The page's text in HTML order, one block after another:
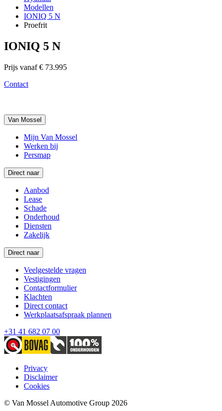
Modellen
IONIQ 5 N
Proefrit
IONIQ 5 N
Prijs vanaf € 73.995
Contact
Van Mossel
Mijn Van Mossel
Werken bij
Persmap
Direct naar
Aanbod
Lease
Schade
Onderhoud
Diensten
Zakelijk
Direct naar
Veelgestelde vragen
Vestigingen
Contactformulier
Klachten
Direct contact
Werkplaatsafspraak plannen
+31 41 682 07 00
Privacy
Disclaimer
Cookies
© Van Mossel Automotive Group 2026